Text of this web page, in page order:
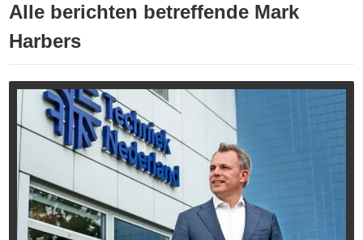
Alle berichten betreffende Mark
Harbers